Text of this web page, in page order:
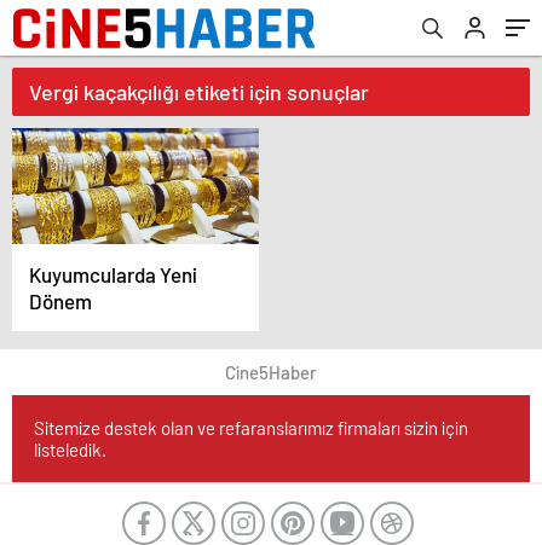
Vergi kaçakçılığı etiketi için sonuçlar
Kuyumcularda Yeni
Dönem
Cine5Haber
Sitemize destek olan ve refaranslarımız firmaları sizin için
listeledik.